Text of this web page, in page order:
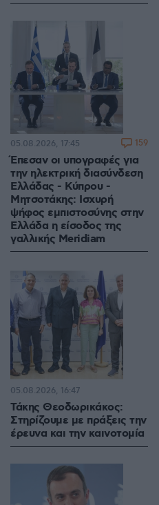
Έπεσαν οι υπογραφές για
την ηλεκτρική διασύνδεση
Ελλάδας - Κύπρου -
Μητσοτάκης: Ισχυρή
ψήφος εμπιστοσύνης στην
Ελλάδα η είσοδος της
γαλλικής Meridiam
05.08.2026, 17:45 159
Τάκης Θεοδωρικάκος:
Στηρίζουμε με πράξεις την
έρευνα και την καινοτομία
05.08.2026, 16:47